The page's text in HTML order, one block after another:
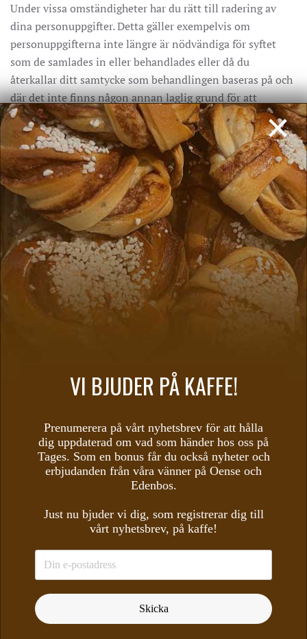
Under vissa omständigheter har du rätt till radering av
dina personuppgifter. Detta gäller exempelvis om
personuppgifterna inte längre är nödvändiga för syftet
som de samlades in eller behandlades eller då du
återkallar ditt samtycke som behandlingen baseras på och
där det inte finns någon annan laglig grund för att
fortsätta behandlingen. Du har också rätt att begära att
KFC med tillhörande dotterbolag begränsar behandlingen
av dina personuppgifter. Detta gäller exempelvis när
personuppgifternas korrekthet ifrågasätts av dig eller om
behandlingen är olaglig och du motsätter dig raderingen
av personuppgifterna och istället begär att användningen
begränsas
Rätt att lämna in klagomål till en tillsynsmyndighet
Du har alltid rätt till att lämna in klagomål till en
tillsynsmyndighet. Du kan göra det i den särskilda
EU/EEA-medlemsstat där du har din hemvist, där du
jobbar eller där en påstådd överträdelse av gällande
påverkar inte andra administrativa eller rättsliga åtgärder.
Du har rätt att fråga oss att överföra vissa av dina
personuppgifter som vi har om dig till ett annat företag
(dataportabilitet). I denna rätt tillämpas personuppgifter
du har försett oss med i ett strukturerat, vanligen använt,
Behandlingen är baserad på samtycke eller ett kontrakt;
Behandlingen utförs automatiskt
det är tekniskt möjligt, rätt att få personuppgifter
överförda direkt från KFC med tillhörande dotterbolag till
×
VI BJUDER PÅ KAFFE!
Prenumerera på vårt nyhetsbrev för att hålla
dig uppdaterad om vad som händer hos oss på
Tages. Som en bonus får du också nyheter och
erbjudanden från våra vänner på Oense och
Edenbos.
Just nu bjuder vi dig, som registrerar dig till
vårt nyhetsbrev, på kaffe!
Skicka